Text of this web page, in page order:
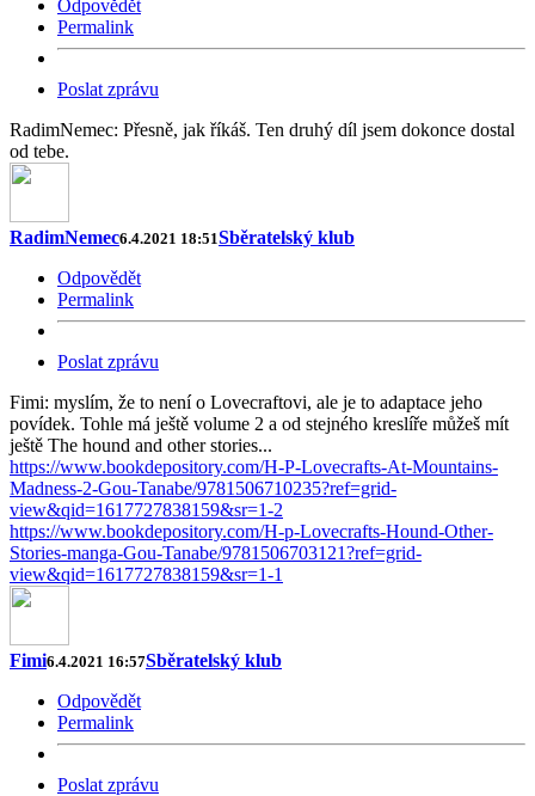
Odpovědět
Permalink
Poslat zprávu
RadimNemec: Přesně, jak říkáš. Ten druhý díl jsem dokonce dostal
od tebe.
RadimNemec6.4.2021 18:51Sběratelský klub
Odpovědět
Permalink
Poslat zprávu
Fimi: myslím, že to není o Lovecraftovi, ale je to adaptace jeho
povídek. Tohle má ještě volume 2 a od stejného kreslíře můžeš mít
ještě The hound and other stories...
https://www.bookdepository.com/H-P-Lovecrafts-At-Mountains-
Madness-2-Gou-Tanabe/9781506710235?ref=grid-
view&qid=1617727838159&sr=1-2
https://www.bookdepository.com/H-p-Lovecrafts-Hound-Other-
Stories-manga-Gou-Tanabe/9781506703121?ref=grid-
view&qid=1617727838159&sr=1-1
Fimi6.4.2021 16:57Sběratelský klub
Odpovědět
Permalink
Poslat zprávu